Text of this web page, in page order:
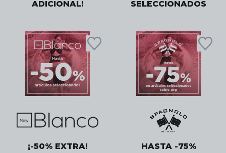
ADICIONAL! SELECCIONADOS
¡-50% EXTRA!
HASTA -75%